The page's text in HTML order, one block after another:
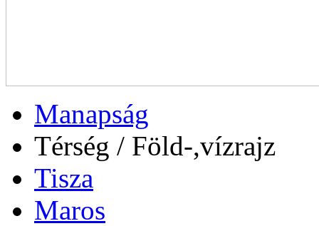
Manapság
Térség / Föld-,vízrajz
Tisza
Maros